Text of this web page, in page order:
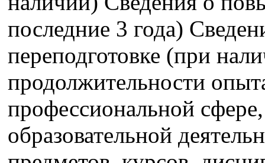
последние 3 года)
переподготовке (при
продолжительности
профессиональной
образовательной